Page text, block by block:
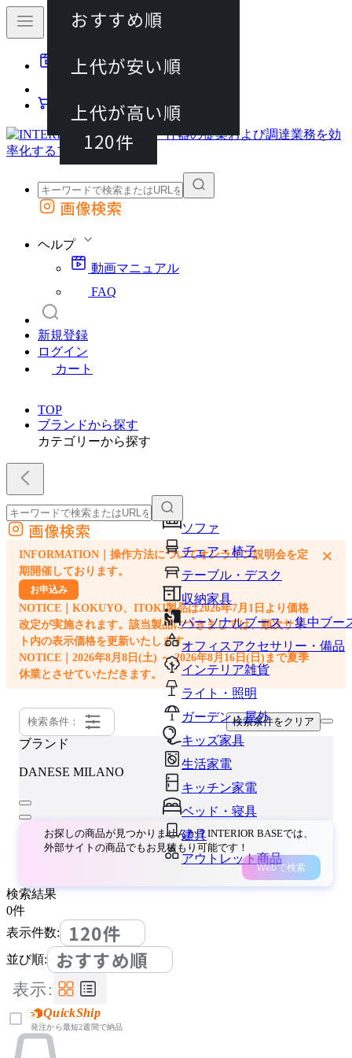
動画マニュアル
カート
外部サイトの商品をカートに追加
画像検索
ヘルプ
動画マニュアル
FAQ
新規登録
ログイン
カート
TOP
ブランドから探す
カテゴリーから探す
ソファ
チェア・椅子
テーブル・デスク
収納家具
パーソナルブース・集中ブー
オフィスアクセサリー・備品
インテリア雑貨
ライト・照明
ガーデン・屋外
キッズ家具
生活家電
キッチン家電
ベッド・寝具
建具
アウトレット商品
外部サイトの商品をカートに追加
他のサイトで見つけた商品ページのURLを貼り付けて、カートに追加できます
画像検索
INFORMATION｜操作方法についてオンライン説明会を定
期開催しております。
お申込み
NOTICE｜KOKUYO、ITOKI製品は2026年7月1日より価格
改定が実施されます。該当製品につきましては、順次サイ
ト内の表示価格を更新いたします。
NOTICE｜2026年8月8日(土) ～ 2026年8月16日(日)まで夏季
休業とさせていただきます。
×
検索条件： 検索条件をクリア
ブランド
DANESE MILANO
お探しの商品が見つかりませんか？INTERIOR BASEでは、
外部サイトの商品でもお見積もり可能です！
Webで検索
検索結果
0件
表示件数:
120件
120件
並び順: おすすめ順
おすすめ順
上代が安い順
上代が高い順
表示:
QuickShip
発注から最短2週間で納品